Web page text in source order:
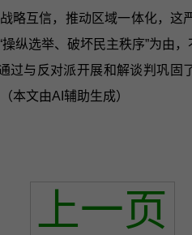
略互信，推动区域一体化，
纵选举、破坏民主秩序”为由
过与反对派开展和解谈判巩
本文由AI辅助生成）
上一页